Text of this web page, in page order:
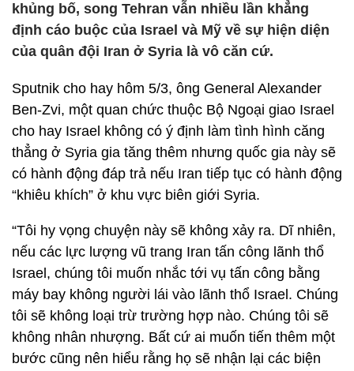
khủng bố, song Tehran vẫn nhiều lần khẳng
định cáo buộc của Israel và Mỹ về sự hiện diện
của quân đội Iran ở Syria là vô căn cứ.
Sputnik cho hay hôm 5/3, ông General Alexander
Ben-Zvi, một quan chức thuộc Bộ Ngoại giao Israel
cho hay Israel không có ý định làm tình hình căng
thẳng ở Syria gia tăng thêm nhưng quốc gia này sẽ
có hành động đáp trả nếu Iran tiếp tục có hành động
“khiêu khích” ở khu vực biên giới Syria.
“Tôi hy vọng chuyện này sẽ không xảy ra. Dĩ nhiên,
nếu các lực lượng vũ trang Iran tấn công lãnh thổ
Israel, chúng tôi muốn nhắc tới vụ tấn công bằng
máy bay không người lái vào lãnh thổ Israel. Chúng
tôi sẽ không loại trừ trường hợp nào. Chúng tôi sẽ
không nhân nhượng. Bất cứ ai muốn tiến thêm một
bước cũng nên hiểu rằng họ sẽ nhận lại các biện